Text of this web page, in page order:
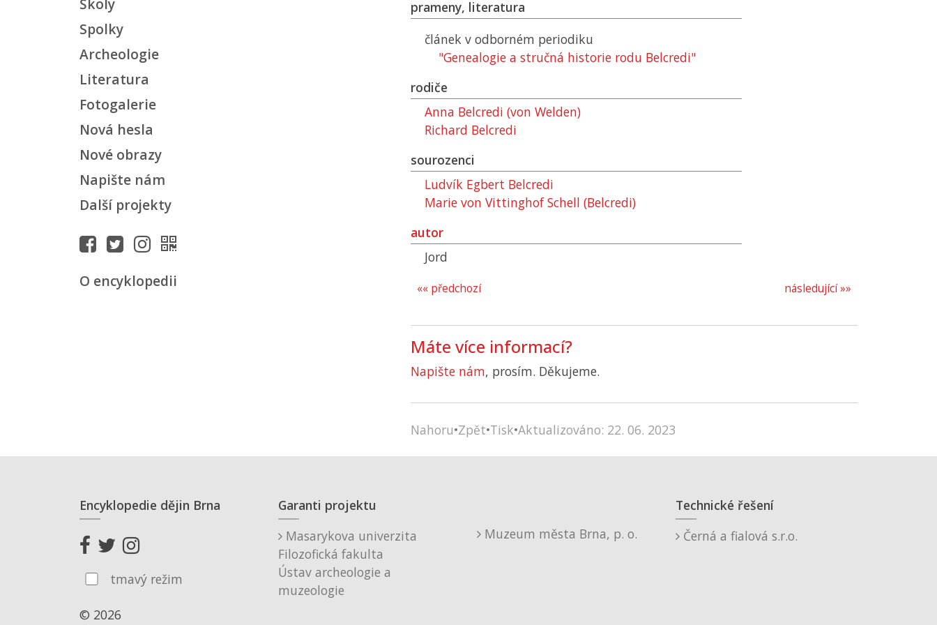
Školy
Spolky
Archeologie
Literatura
Fotogalerie
Nová hesla
Nové obrazy
Napište nám
Další projekty
O encyklopedii
prameny, literatura
článek v odborném periodiku
"Genealogie a stručná historie rodu Belcredi"
rodiče
Anna Belcredi (von Welden)
Richard Belcredi
sourozenci
Ludvík Egbert Belcredi
Marie von Vittinghof Schell (Belcredi)
autor
Jord
následující »»
«« předchozí
Máte více informací?
Napište nám, prosím. Děkujeme.
Nahoru•Zpět•Tisk•Aktualizováno: 22. 06. 2023
Encyklopedie dějin Brna
tmavý režim
© 2026
Garanti projektu
Masarykova univerzita
Filozofická fakulta
Ústav archeologie a
muzeologie
Muzeum města Brna, p. o.
Technické řešení
Černá a fialová s.r.o.